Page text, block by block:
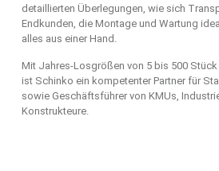
detaillierten Überlegungen, wie sich
Endkunden, die Montage und Wartung
alles aus einer Hand.
Mit Jahres-Losgrößen von 5 bis 500 Stück
ist Schinko ein kompetenter Partner für
sowie Geschäftsführer von KMUs,
Konstrukteure.